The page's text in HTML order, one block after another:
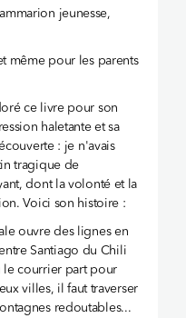
jeunesse,
même pour les parents
ce livre pour son
haletante et sa
: je n'avais
tragique de
dont la volonté et la
Voici son histoire :
ouvre des lignes en
Santiago du Chili
le courrier part pour
villes, il faut traverser
redoutables...